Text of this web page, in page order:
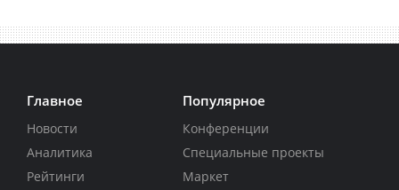
Главное
Новости
Аналитика
Рейтинги
Популярное
Конференции
Специальные проекты
Маркет